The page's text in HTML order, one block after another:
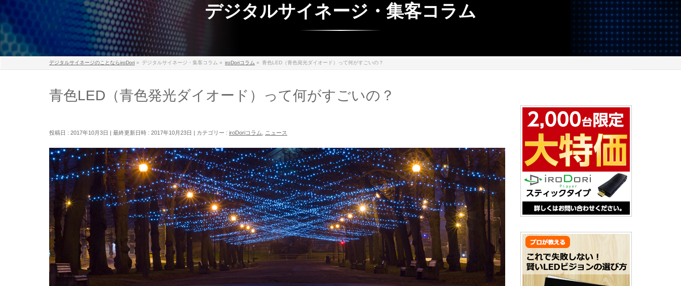
デジタルサイネージ・集客コラム
デジタルサイネージのことならiroDori » デジタルサイネージ・集客コラム » iroDoriコラム » 青色LED（青色発光ダイオード）って何がすごいの？
青色LED（青色発光ダイオード）って何がすごいの？
投稿日 : 2017年10月3日 最終更新日時 : 2017年10月23日 カテゴリー : iroDoriコラム ニュース